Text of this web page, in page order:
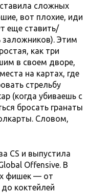
сложных
вот плохие, иди
еще ставить/
заложников). Этим
как три
в своем дворе,
на картах, где
стрельбу
(когда убиваешь с
бросать гранаты
Словом,
CS и выпустила
Offensive. В
фишек — от
коктейлей